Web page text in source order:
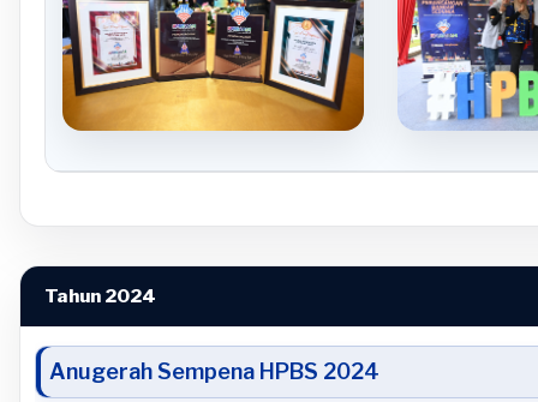
Tahun 2024
Anugerah Sempena HPBS 2024